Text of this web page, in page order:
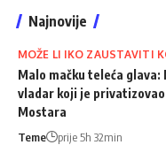
Najnovije
MOŽE LI IKO ZAUSTAVITI
Malo mačku teleća
vladar koji je
Mostara
Teme prije 5h 32min